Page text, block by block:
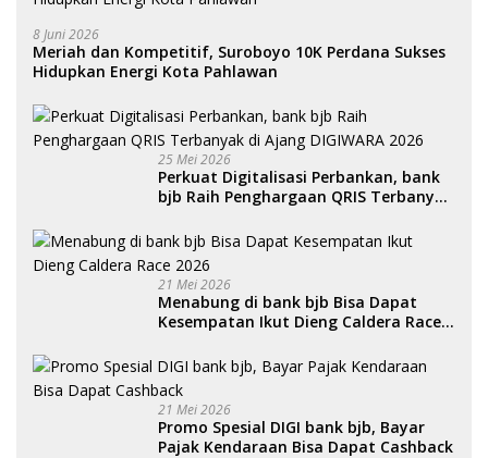
8 Juni 2026
Meriah dan Kompetitif, Suroboyo 10K Perdana Sukses
Hidupkan Energi Kota Pahlawan
25 Mei 2026
Perkuat Digitalisasi Perbankan, bank
bjb Raih Penghargaan QRIS Terbanyak
21 Mei 2026
Menabung di bank bjb Bisa Dapat
Kesempatan Ikut Dieng Caldera Race
21 Mei 2026
Promo Spesial DIGI bank bjb, Bayar
Pajak Kendaraan Bisa Dapat Cashback